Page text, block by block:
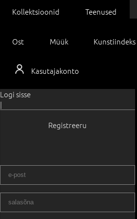
Kollektsioonid Teenused
Ost Müük Kunstiindeks
Kasutajakonto
Logi sisse
|
Registreeru